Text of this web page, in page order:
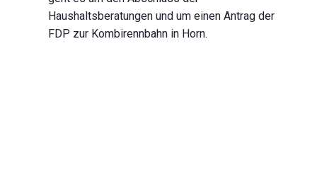
Haushaltsberatungen und um einen Antrag der
FDP zur Kombirennbahn in Horn.